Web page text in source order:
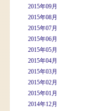
2015年09月
2015年08月
2015年07月
2015年06月
2015年05月
2015年04月
2015年03月
2015年02月
2015年01月
2014年12月